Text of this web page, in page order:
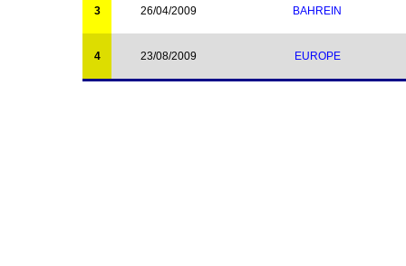
3 26/04/2009 BAHREIN
4 23/08/2009 EUROPE